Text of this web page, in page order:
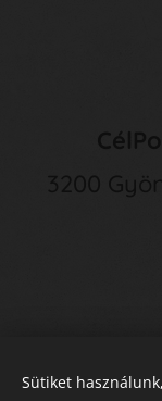
3200
Sütiket